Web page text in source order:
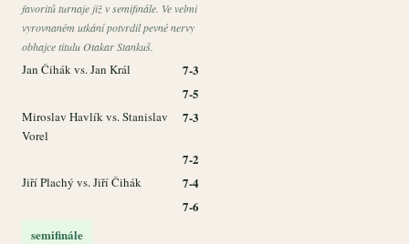
favoritů turnaje již v semifinále. Ve velmi
vyrovnaném utkání potvrdil pevné nervy
obhajce titulu Otakar Stankuš.
Jan Čihák vs. Jan Král
7-3
7-5
Miroslav Havlík vs. Stanislav
Vorel
7-3
7-2
Jiří Plachý vs. Jiří Čihák
7-4
7-6
semifinále